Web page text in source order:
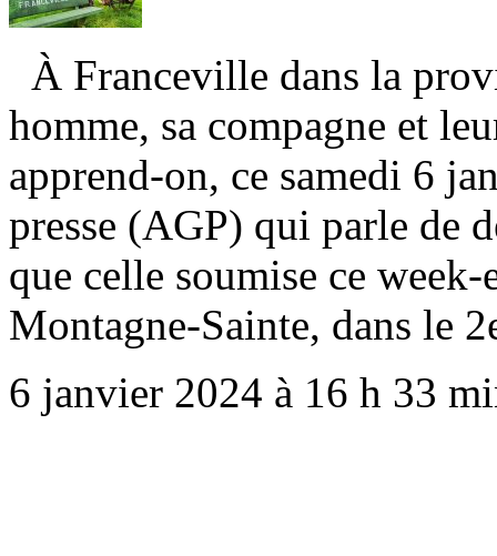
À Franceville dans la
homme, sa compagne et
apprend-on, ce samedi 6
presse (AGP) qui parle de
que celle soumise ce
Montagne-Sainte, dans le
6 janvier 2024 à 16 h 33